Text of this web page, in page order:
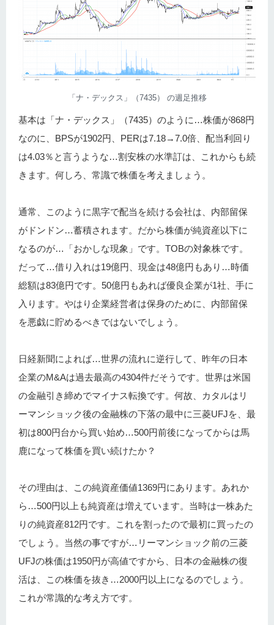
「ナ・デックス」（7435） の週足推移
基本は「ナ・デックス」（7435）のように…株価が868円
なのに、BPSが1902円、PERは7.18→7.0倍、配当利回り
は4.03％と言うような…割安株の水準訂は、これからも続
きます。何しろ、常識で株価を考えましょう。
通常、このように黒字で配当を続ける会社は、内部留保
がドンドン…蓄積されます。だから株価が純資産以下に
なるのが…「おかしな現象」です。TOBの対象株です。
だって…借り入れは19億円、現金は48億円もあり…時価
総額は83億円です。50億円もあれば優良企業が1社、手に
入ります。やはり企業経営者は保身のために、内部留保
を悪戯に貯めるべきではないでしょう。
日経新聞によれば…世界の流れに逆行して、昨年の日本
企業のM&Aは過去最高の4304件だそうです。世界は米国
の金融引き締めでマイナス転換です。何故、カタルはリ
ーマンショック後の金融株の下落の最中に三菱UFJを、最
初は800円台から買い始め…500円前後になってからは馬
鹿になって株価を買い続けたか？
その理由は、この純資産価値1369円にあります。あれか
ら…500円以上も純資産は増えています。当時は一株あた
りの純資産812円です。これを割ったので最初に買ったの
でしょう。当然の事ですが…リーマンショック前の三菱
UFJの株価は1950円が高値ですから、日本の金融株の復
活は、この株価を抜き…2000円以上になるのでしょう。
これが常識的な考え方です。